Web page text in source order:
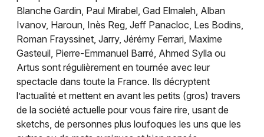
Blanche Gardin, Paul Mirabel, Gad Elmaleh, Alban
Ivanov, Haroun, Inès Reg, Jeff Panacloc, Les Bodins,
Roman Frayssinet, Jarry, Jérémy Ferrari, Maxime
Gasteuil, Pierre-Emmanuel Barré, Ahmed Sylla ou
Artus sont régulièrement en tournée avec leur
spectacle dans toute la France. Ils décryptent
l’actualité et mettent en avant les petits (gros) travers
de la société actuelle pour vous faire rire, usant de
sketchs, de personnes plus loufoques les uns que les